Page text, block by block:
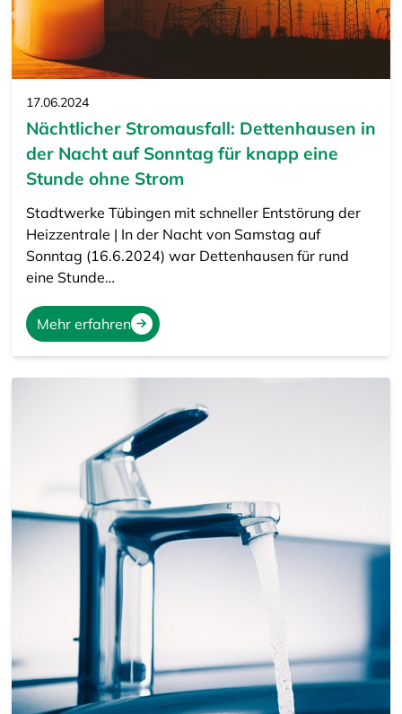
17.06.2024
Nächtlicher Stromausfall: Dettenhausen in
der Nacht auf Sonntag für knapp eine
Stunde ohne Strom
Stadtwerke Tübingen mit schneller Entstörung der
Heizzentrale | In der Nacht von Samstag auf
Sonntag (16.6.2024) war Dettenhausen für rund
eine Stunde…
Mehr erfahren